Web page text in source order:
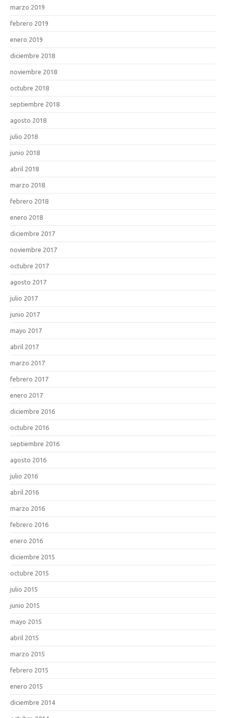
marzo 2019
febrero 2019
enero 2019
diciembre 2018
noviembre 2018
octubre 2018
septiembre 2018
agosto 2018
julio 2018
junio 2018
abril 2018
marzo 2018
febrero 2018
enero 2018
diciembre 2017
noviembre 2017
octubre 2017
agosto 2017
julio 2017
junio 2017
mayo 2017
abril 2017
marzo 2017
febrero 2017
enero 2017
diciembre 2016
octubre 2016
septiembre 2016
agosto 2016
julio 2016
abril 2016
marzo 2016
febrero 2016
enero 2016
diciembre 2015
octubre 2015
julio 2015
junio 2015
mayo 2015
abril 2015
marzo 2015
febrero 2015
enero 2015
diciembre 2014